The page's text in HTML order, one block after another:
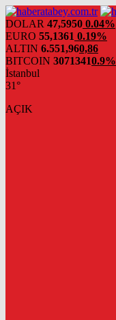
DOLAR 47,5950 0.04%
EURO 55,1361 0.19%
ALTIN 6.551,960,86
BITCOIN 30713410.9%
İstanbul
31°
AÇIK